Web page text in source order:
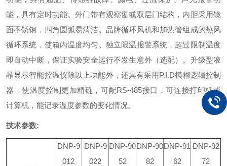
能，具有定时功能。外门带有观察窗或双层门结构，内胆采用镜
面不锈钢，四角圆弧易清洁。 品牌循环风机和加热管组成的热风
循环系统，使箱内温度均匀。 独立限温报警系统，超过限制温度
即自动中断，保证实验安全运行不发生意外（选配）。 升级型液
晶显示智能控温仪除以上功能外，还具有采用P.I.D模糊逻辑控制
器，使温度控制更加精确，可配RS-485接口，可连接打印机或
计算机，能记录温度参数的变化情况。
技术参数:
DNP-9
012
DNP-9
022
DNP-90
52
DNP-90
82
DNP-91
62
DNP-92
72